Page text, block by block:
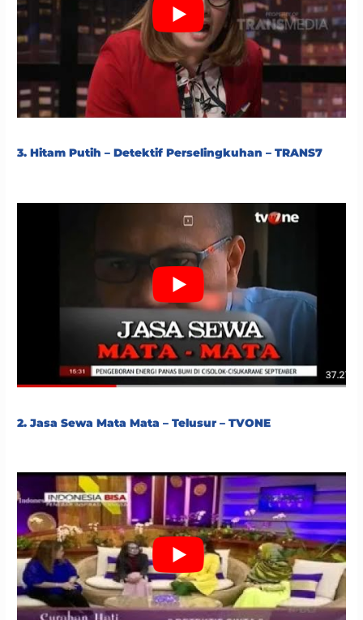
3. Hitam Putih – Detektif Perselingkuhan – TRANS7
2. Jasa Sewa Mata Mata – Telusur – TVONE